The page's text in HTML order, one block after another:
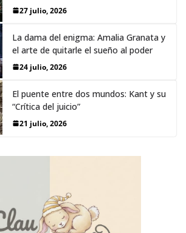
27 julio, 2026
La dama del enigma: Amalia Granata y
el arte de quitarle el sueño al poder
24 julio, 2026
El puente entre dos mundos: Kant y su
“Crítica del juicio”
21 julio, 2026